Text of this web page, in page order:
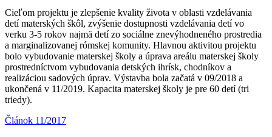
Cieľom projektu je zlepšenie kvality života v oblasti vzdelávania
detí materských škôl, zvýšenie dostupnosti vzdelávania detí vo
verku 3-5 rokov najmä detí zo sociálne znevýhodneného prostredia
a marginalizovanej rómskej komunity. Hlavnou aktivitou projektu
bolo vybudovanie materskej školy a úprava areálu materskej školy
prostredníctvom vybudovania detských ihrísk, chodníkov a
realizáciou sadových úprav. Výstavba bola začatá v 09/2018 a
ukončená v 11/2019. Kapacita materskej školy je pre 60 detí (tri
triedy).
Článok 11/2017